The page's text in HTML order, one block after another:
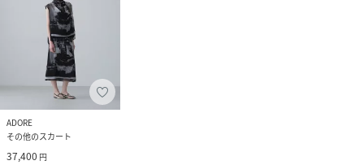
ADORE
その他のスカート
37,400 円